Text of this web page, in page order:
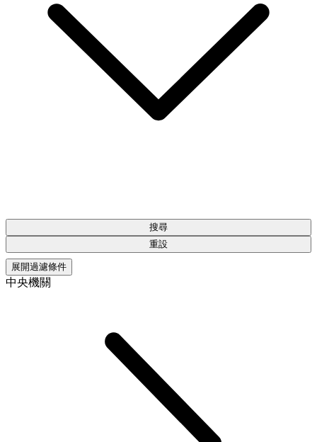
搜尋
重設
展開過濾條件
中央機關